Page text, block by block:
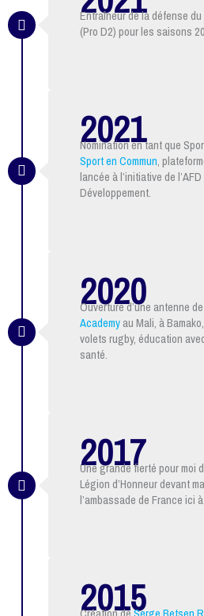
Entraîneur de la défense
(Pro D2) pour les saisons
2021
Nomination en tant que
Sport en Commun,
lancée à l’initiative de
Développement.
2020
Ouverture d’une antenne
Academy au Mali, à
volets rugby, éducation
santé.
2017
Une grande fierté pour moi
Légion d’Honneur devant
l’ambassade de France ici
2015